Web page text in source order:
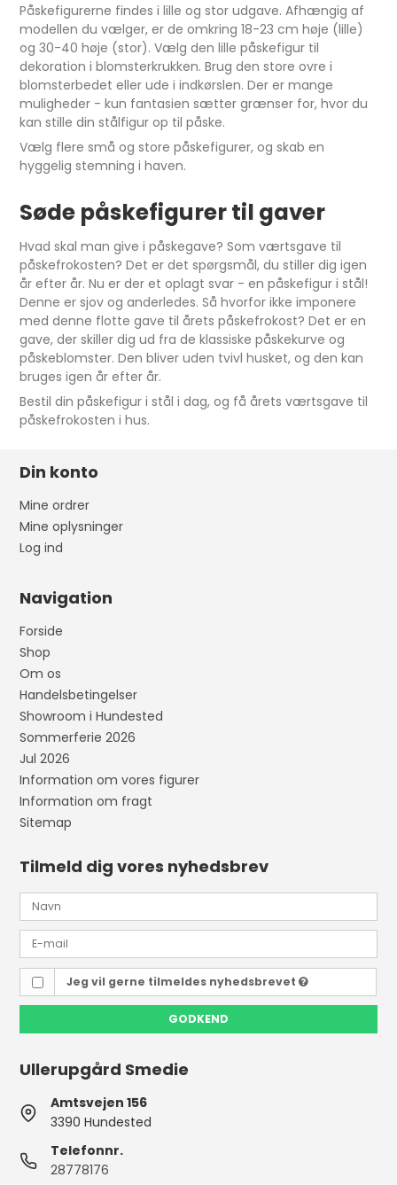
Påskefigurerne findes i lille og stor udgave. Afhængig af
modellen du vælger, er de omkring 18-23 cm høje (lille)
og 30-40 høje (stor). Vælg den lille påskefigur til
dekoration i blomsterkrukken. Brug den store ovre i
blomsterbedet eller ude i indkørslen. Der er mange
muligheder - kun fantasien sætter grænser for, hvor du
kan stille din stålfigur op til påske.
Vælg flere små og store påskefigurer, og skab en
hyggelig stemning i haven.
Søde påskefigurer til gaver
Hvad skal man give i påskegave? Som værtsgave til
påskefrokosten? Det er det spørgsmål, du stiller dig igen
år efter år. Nu er der et oplagt svar - en påskefigur i stål!
Denne er sjov og anderledes. Så hvorfor ikke imponere
med denne flotte gave til årets påskefrokost? Det er en
gave, der skiller dig ud fra de klassiske påskekurve og
påskeblomster. Den bliver uden tvivl husket, og den kan
bruges igen år efter år.
Bestil din påskefigur i stål i dag, og få årets værtsgave til
påskefrokosten i hus.
Din konto
Mine ordrer
Mine oplysninger
Log ind
Navigation
Forside
Shop
Om os
Handelsbetingelser
Showroom i Hundested
Sommerferie 2026
Jul 2026
Information om vores figurer
Information om fragt
Sitemap
Tilmeld dig vores nyhedsbrev
Jeg vil gerne tilmeldes nyhedsbrevet
GODKEND
Ullerupgård Smedie
Amtsvejen 156
3390 Hundested
Telefonnr.
28778176